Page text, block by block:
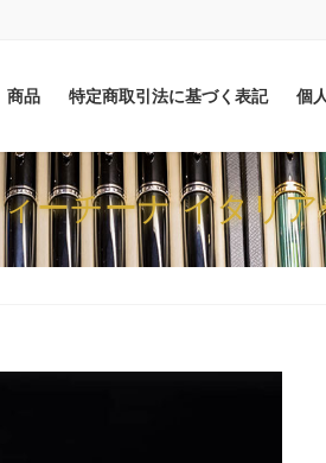
商品 特定商取引法に基づく表記 個
ーチーナ イタリ